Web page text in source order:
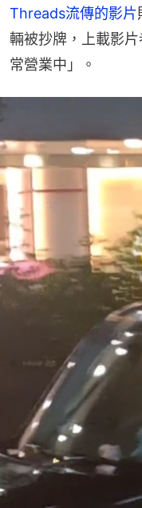
Threads流傳的影片
輛被抄牌，上載影
常營業中」。